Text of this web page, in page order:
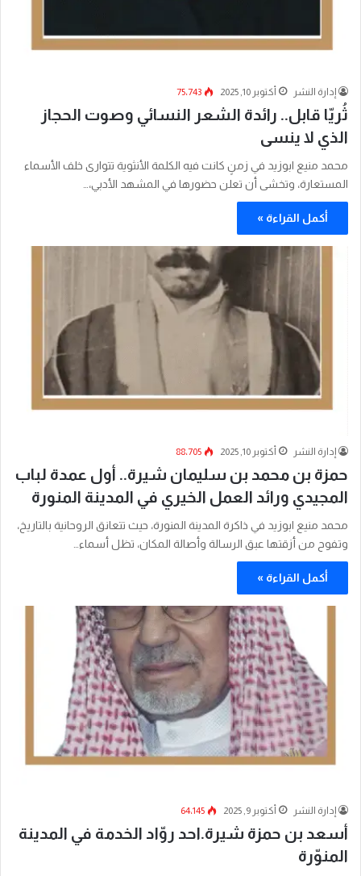
إدارة النشر أكتوبر 10, 2025 75٬743
ثُريّا قابل.. رائدة الشعر النسائي وصوت الحجاز
الذي لا ينسى
محمد منيع ابوزيد في زمنٍ كانت فيه الكلمة الأنثوية تتوارى خلف الأسماء
المستعارة، وتخشى أن تعلن حضورها في المشهد الأدبي،…
أكمل القراءة »
إدارة النشر أكتوبر 10, 2025 88٬705
حمزة بن محمد بن سليمان شيرة.. أول عمدة لباب
المجيدي ورائد العمل الخيري في المدينة المنورة
محمد منيع ابوزيد في ذاكرة المدينة المنورة، حيث تتعانق الروحانية بالتاريخ،
وتفوح من أزقتها عبق الرسالة وأصالة المكان، تظل أسماء…
أكمل القراءة »
إدارة النشر أكتوبر 9, 2025 64٬145
أسعد بن حمزة شيرة.احد روّاد الخدمة في المدينة
المنوّرة